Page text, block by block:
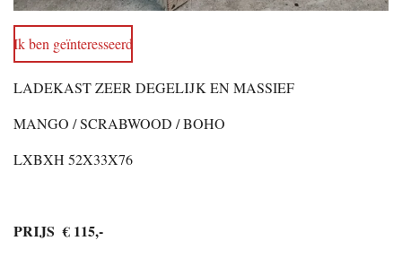
Ik ben geïnteresseerd
LADEKAST ZEER DEGELIJK EN MASSIEF
MANGO / SCRABWOOD / BOHO
LXBXH 52X33X76
PRIJS € 115,-